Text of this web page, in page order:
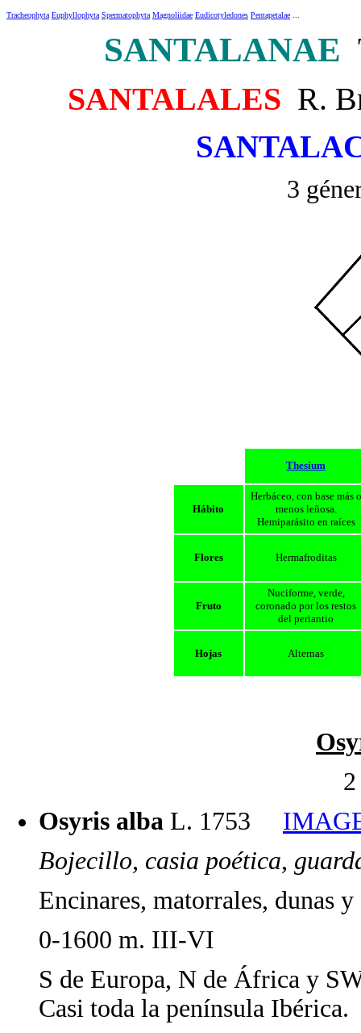
Tracheophyta Euphyllophyta Spermatophyta Magnoliidae Eudicotyledones Pentapetalae
SANTALANAE
SANTALALES R.
3
Thesium
Hábito
Herbáceo, con base más o
menos leñosa.
Hemiparásito en raíces
Flores Hermafroditas
Fruto
Nuciforme, verde,
coronado por los restos
del periantio
Hojas Alternas
Osyris alba L. 1753
Bojecillo, casia poética,
Encinares, matorrales, dunas
0-1600 m. III-VI
S de Europa, N de África y
Casi toda la península Ibérica.